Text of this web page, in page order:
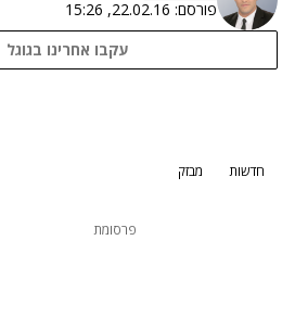
פורסם: 22.02.16, 15:26
עקבו אחרינו בגוגל
נתקלנו בבעיה
חדשות מבזק
פרסומת